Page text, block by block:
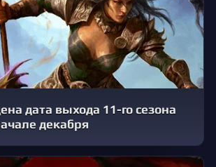
дата выхода 11-го сезона
декабря